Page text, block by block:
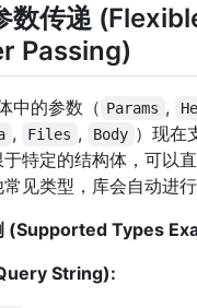
数传递
Passing)
中的参数（ Params ,
, Files , Body ）现在
特定的结构体，可以
见类型，库会自动进行
(Supported Types
String):